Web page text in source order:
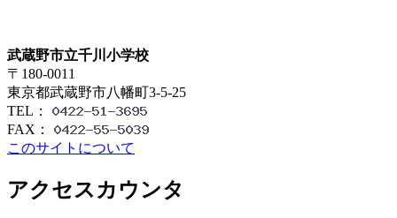
武蔵野市立千川小学校
〒180-0011
東京都武蔵野市八幡町3-5-25
TEL：
FAX：
このサイトについて
アクセスカウンタ